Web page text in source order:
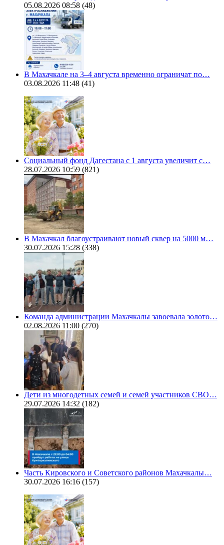
05.08.2026 08:58 (48)
В Махачкале на 3–4 августа временно ограничат по…
03.08.2026 11:48 (41)
Социальный фонд Дагестана с 1 августа увеличит с…
28.07.2026 10:59 (821)
В Махачкал благоустраивают новый сквер на 5000 м…
30.07.2026 15:28 (338)
Команда администрации Махачкалы завоевала золото…
02.08.2026 11:00 (270)
Дети из многодетных семей и семей участников СВО…
29.07.2026 14:32 (182)
Часть Кировского и Советского районов Махачкалы…
30.07.2026 16:16 (157)